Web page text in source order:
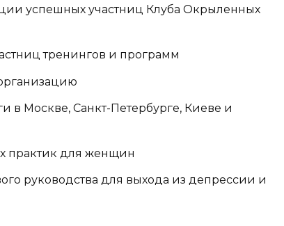
успешных участниц Клуба Окрыленных
тренингов и программ
в Москве, Санкт-Петербурге, Киеве и
практик для женщин
руководства для выхода из депрессии и